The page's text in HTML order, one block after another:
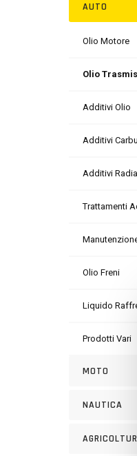
AUTO
Olio Motore
Olio
Additivi Olio
Additivi
Additivi
Trattamenti
Olio Freni
Liquido
Prodotti Vari
MOTO
NAUTICA